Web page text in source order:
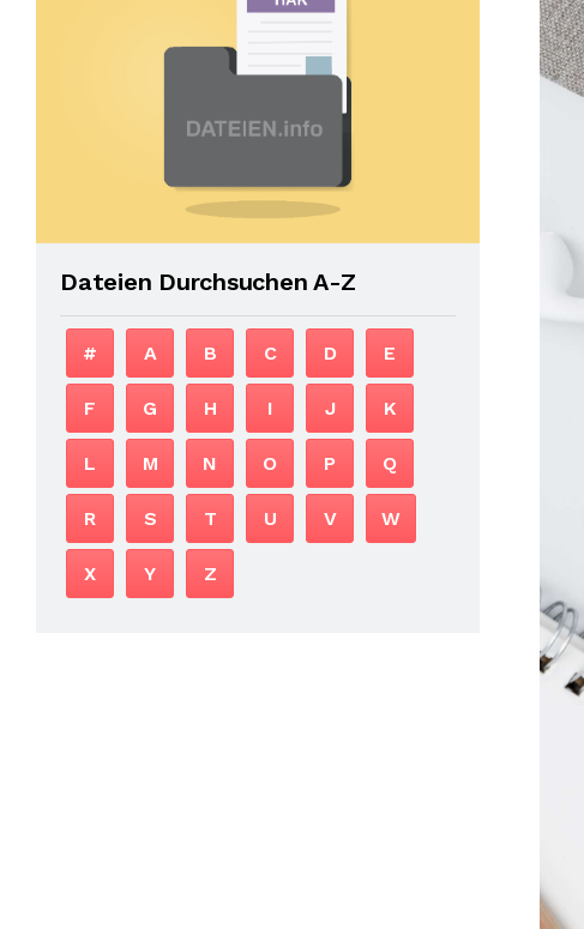
Dateien Durchsuchen A-Z
# A B C D E
F G H I J K
L M N O P Q
R S T U V W
X Y Z